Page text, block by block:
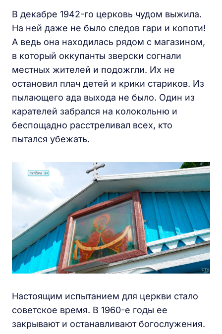
В декабре 1942-го церковь чудом выжила.
На ней даже не было следов гари и копоти!
А ведь она находилась рядом с магазином,
в который оккупанты зверски согнали
местных жителей и подожгли. Их не
остановил плач детей и крики стариков. Из
пылающего ада выхода не было. Один из
карателей забрался на колокольню и
беспощадно расстреливал всех, кто
пытался убежать.
Настоящим испытанием для церкви стало
советское время. В 1960-е годы ее
закрывают и останавливают богослужения.